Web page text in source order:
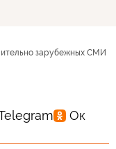
зарубежных СМИ